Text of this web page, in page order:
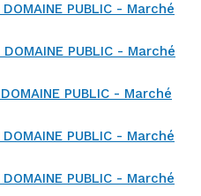
PUBLIC - Marché
PUBLIC - Marché
PUBLIC - Marché
PUBLIC - Marché
PUBLIC - Marché